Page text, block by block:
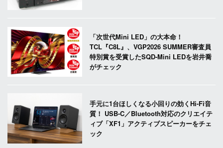
「次世代Mini LED」の大本命！
TCL『C8L』、VGP2026 SUMMER審査員
特別賞を受賞したSQD-Mini LEDを岩井喬
がチェック
手元に1台ほしくなる小回りの効くHi-Fi音
質！ USB-C／Bluetooth対応のクリエイテ
ィブ「XF1」アクティブスピーカーをチェ
ック